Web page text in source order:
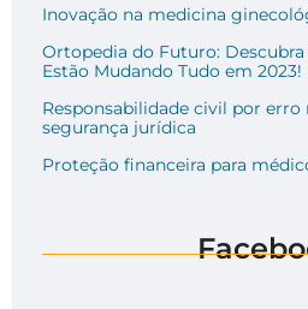
Inovação na medicina
Ortopedia do Futuro: Descubra
Estão Mudando Tudo em 2023!
Responsabilidade civil por erro
segurança jurídica
Proteção financeira para